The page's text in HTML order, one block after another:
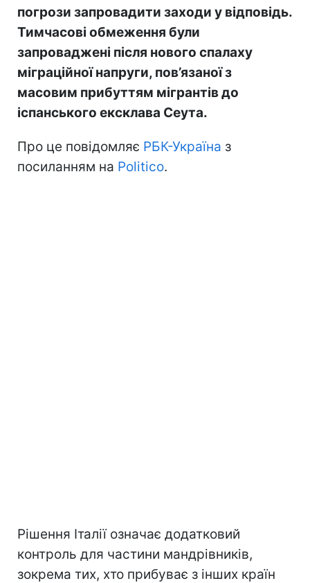
погрози запровадити заходи у відповідь.
Тимчасові обмеження були
запроваджені після нового спалаху
міграційної напруги, пов’язаної з
масовим прибуттям мігрантів до
іспанського ексклава Сеута.
Про це повідомляє РБК-Україна з
посиланням на Politico.
Рішення Італії означає додатковий
контроль для частини мандрівників,
зокрема тих, хто прибуває з інших країн